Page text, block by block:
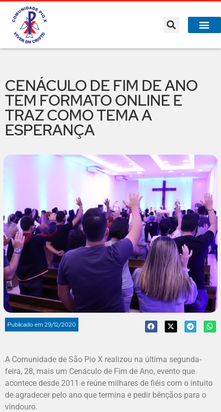
CENÁCULO DE FIM DE ANO
TEM FORMATO ONLINE E
TRAZ COMO TEMA A
ESPERANÇA
Publicado em29/12/2020
A Comunidade de São Pio X realizou na última segunda-
feira, 28, mais um Cenáculo de Fim de Ano, evento que
acontece desde 2011 e reúne milhares de fiéis com o intuito
de agradecer pelo ano que termina e pedir bênçãos para o
vindouro.